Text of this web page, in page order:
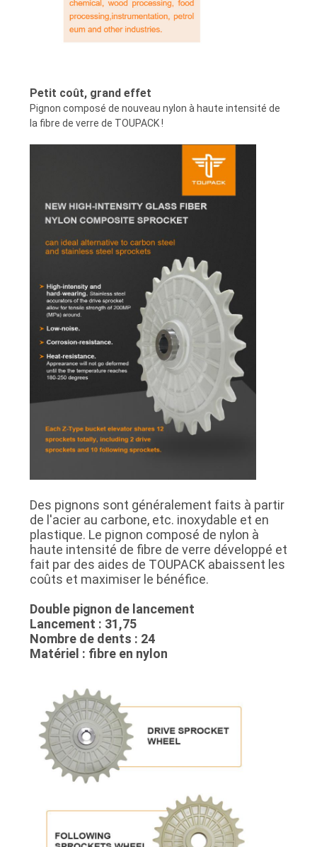
POLITIQUE
Petit coût, grand effet
Pignon composé de nouveau nylon à haute intensité de
la fibre de verre de TOUPACK !
Des pignons sont généralement faits à partir
de l'acier au carbone, etc. inoxydable et en
plastique. Le pignon composé de nylon à
haute intensité de fibre de verre développé et
fait par des aides de TOUPACK abaissent les
coûts et maximiser le bénéfice.
Double pignon de lancement
Lancement : 31,75
Nombre de dents : 24
Matériel : fibre en nylon